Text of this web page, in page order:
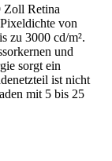
Zoll Retina
von
zu 3000 cd/m².
und
sorgt ein
ist nicht
mit 5 bis 25